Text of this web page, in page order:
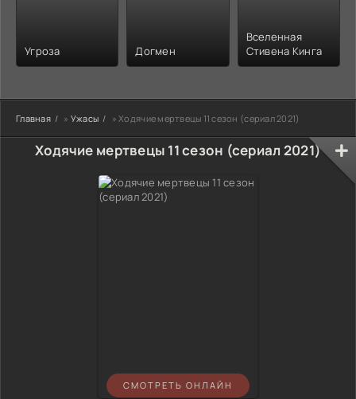
Угроза Догмен
Вселенная
Стивена Кинга
Главная » Ужасы » Ходячие мертвецы 11 сезон (сериал 2021)
Ходячие мертвецы 11 сезон (сериал 2021)
СМОТРЕТЬ ОНЛАЙН